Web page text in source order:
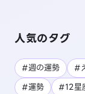
人気のタグ
#週の運勢 #
#運勢
#12星